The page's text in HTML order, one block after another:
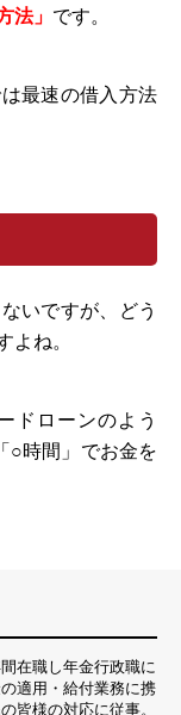
法」 です。
最速の借入方法
いですが、どう
よね。
ドローンのよう
○時間」でお金を
在職し年金行政職に
適用・給付業務に携
皆様の対応に従事。